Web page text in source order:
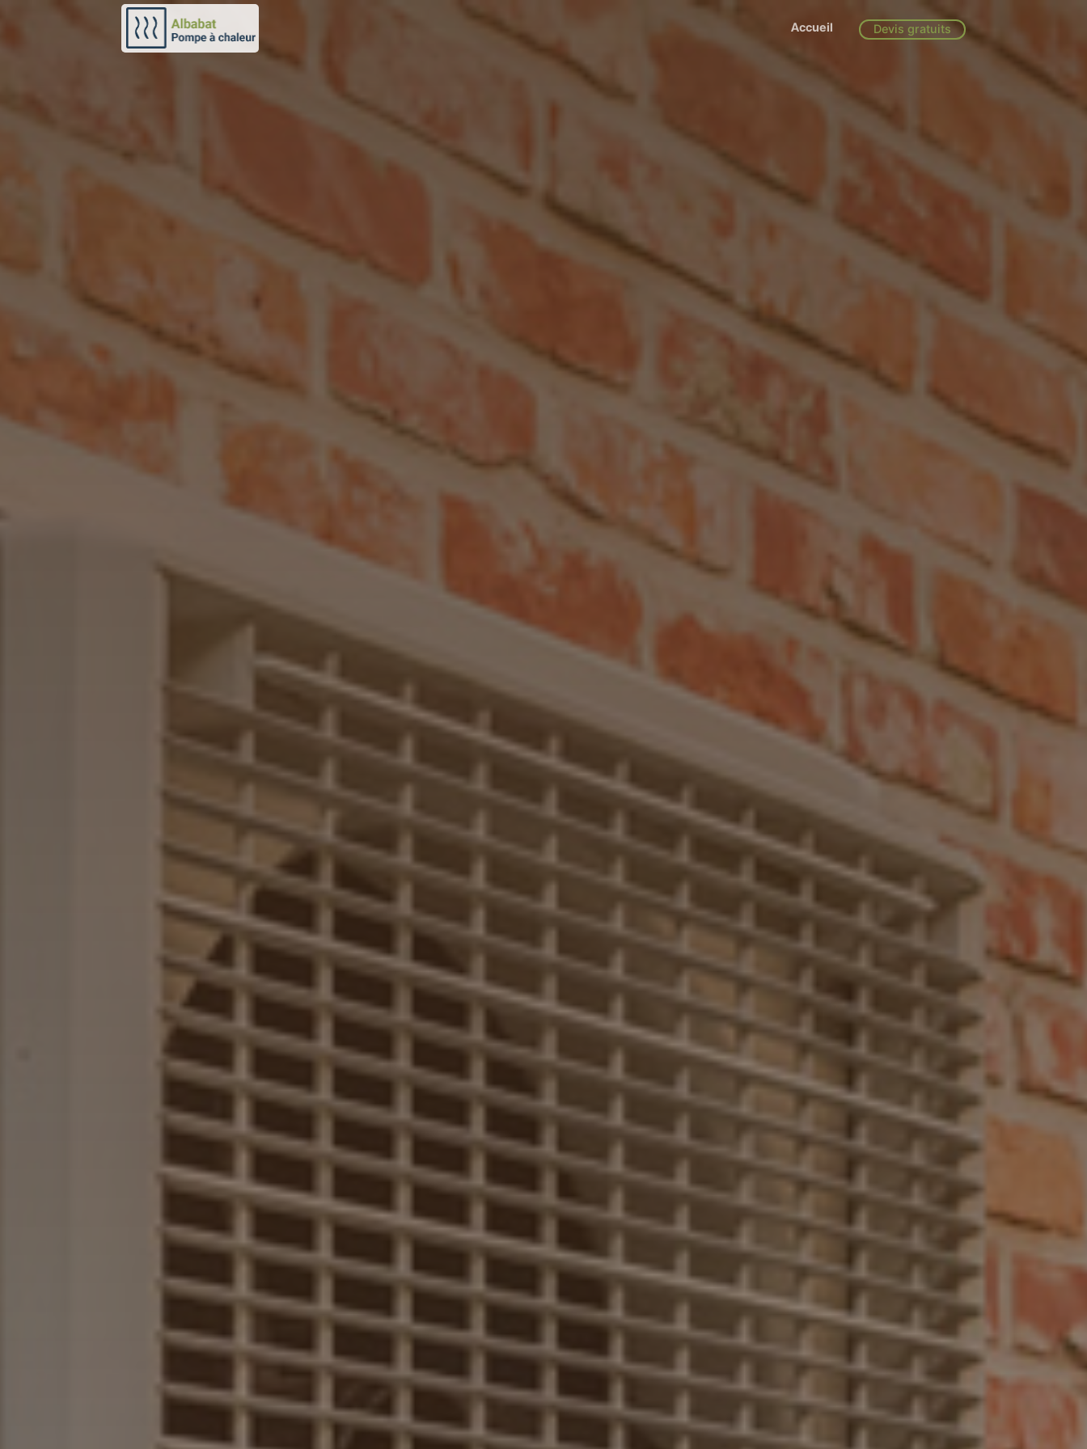
Accueil Devis gratuits